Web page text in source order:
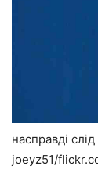
насправді
joeyz51/